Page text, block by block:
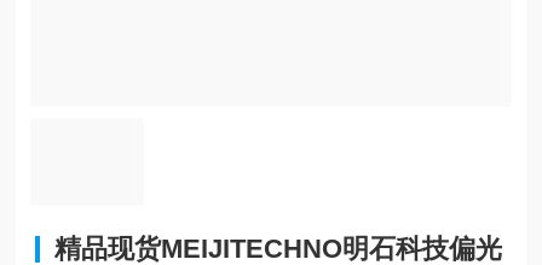
精品现货MEIJITECHNO明石科技偏光